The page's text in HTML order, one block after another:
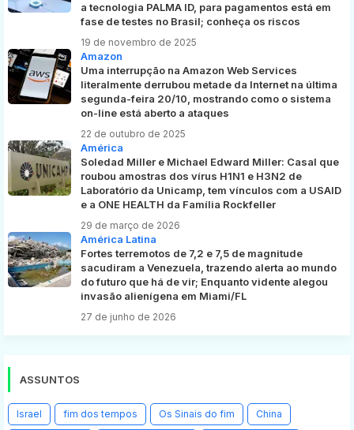
a tecnologia PALMA ID, para pagamentos está em
fase de testes no Brasil; conheça os riscos
19 de novembro de 2025
Amazon
Uma interrupção na Amazon Web Services
literalmente derrubou metade da Internet na última
segunda-feira 20/10, mostrando como o sistema
on-line está aberto a ataques
22 de outubro de 2025
América
Soledad Miller e Michael Edward Miller: Casal que
roubou amostras dos vírus H1N1 e H3N2 de
Laboratório da Unicamp, tem vínculos com a USAID
e a ONE HEALTH da Família Rockfeller
29 de março de 2026
América Latina
Fortes terremotos de 7,2 e 7,5 de magnitude
sacudiram a Venezuela, trazendo alerta ao mundo
do futuro que há de vir; Enquanto vidente alegou
invasão alienígena em Miami/FL
27 de junho de 2026
ASSUNTOS
Israel fim dos tempos Os Sinais do fim China